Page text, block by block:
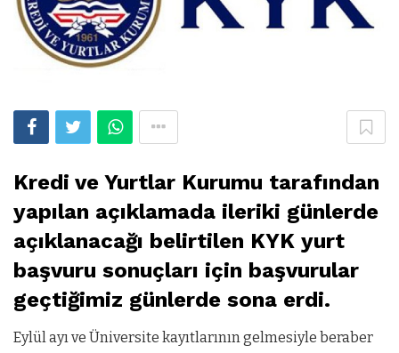
Kredi ve Yurtlar Kurumu tarafından
yapılan açıklamada ileriki günlerde
açıklanacağı belirtilen KYK yurt
başvuru sonuçları için başvurular
geçtiğimiz günlerde sona erdi.
Eylül ayı ve Üniversite kayıtlarının gelmesiyle beraber